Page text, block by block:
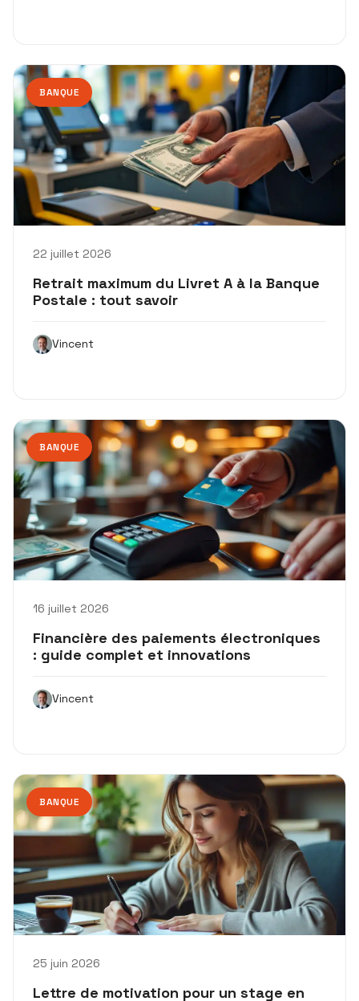
BANQUE
22 juillet 2026
Retrait maximum du Livret A à la Banque
Postale : tout savoir
Vincent
BANQUE
16 juillet 2026
Financière des paiements électroniques
: guide complet et innovations
Vincent
BANQUE
25 juin 2026
Lettre de motivation pour un stage en